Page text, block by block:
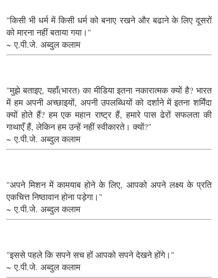
"किसी भी धर्म में किसी धर्म को बनाए रखने और बढाने के लिए दूसरों
को मारना नहीं बताया गया।"
~ ए.पी.जे. अब्दुल कलाम
"मुझे बताइए, यहाँ(भारत) का मीडिया इतना नकारात्मक क्यों है? भारत
में हम अपनी अच्छाइयों, अपनी उपलब्धियों को दर्शाने में इतना शर्मिंदा
क्यों होते हैं? हम एक महान राष्ट्र हैं, हमारे पास ढेरों सफलता की
गाथाएँ हैं, लेकिन हम उन्हें नहीं स्वीकारते। क्यों?"
~ ए.पी.जे. अब्दुल कलाम
"अपने मिशन में कामयाब होने के लिए, आपको अपने लक्ष्य के प्रति
एकचित्त निष्ठावान होना पड़ेगा।"
~ ए.पी.जे. अब्दुल कलाम
"इससे पहले कि सपने सच हों आपको सपने देखने होंगे।"
~ ए.पी.जे. अब्दुल कलाम